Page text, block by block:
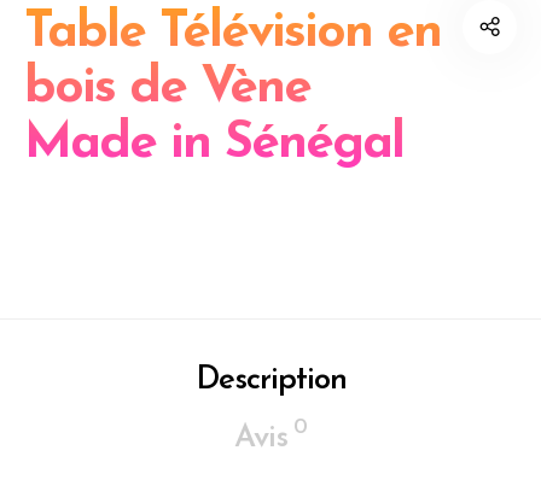
Table Télévision en
bois de Vène
Made in Sénégal
Description
Avis 0